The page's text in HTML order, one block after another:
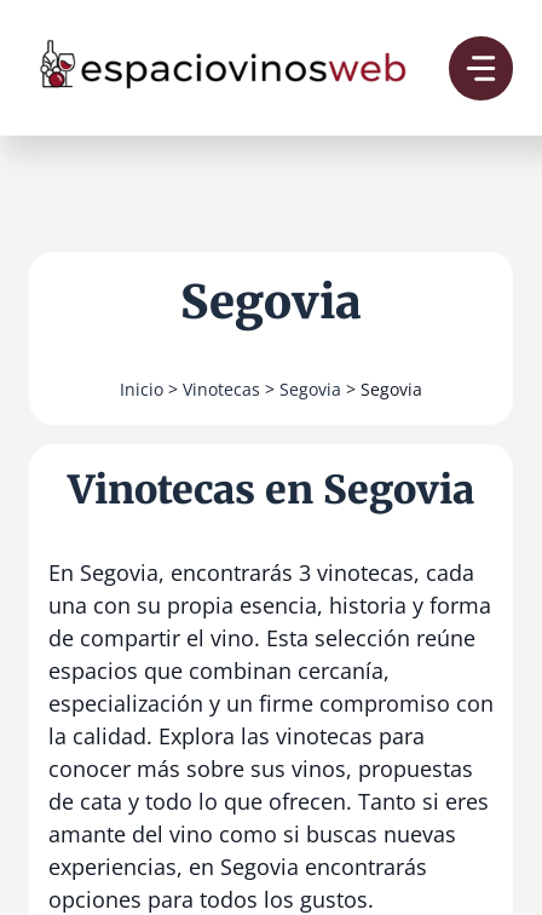
contenido
Segovia
Inicio > Vinotecas > Segovia > Segovia
Vinotecas en Segovia
En Segovia, encontrarás 3 vinotecas, cada
una con su propia esencia, historia y forma
de compartir el vino. Esta selección reúne
espacios que combinan cercanía,
especialización y un firme compromiso con
la calidad. Explora las vinotecas para
conocer más sobre sus vinos, propuestas
de cata y todo lo que ofrecen. Tanto si eres
amante del vino como si buscas nuevas
experiencias, en Segovia encontrarás
opciones para todos los gustos.